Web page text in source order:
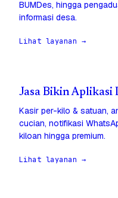
BUMDes, hingga
informasi desa.
Lihat layanan →
Jasa Bikin
Kasir per-kilo & satuan,
cucian, notifikasi
kiloan hingga premium.
Lihat layanan →